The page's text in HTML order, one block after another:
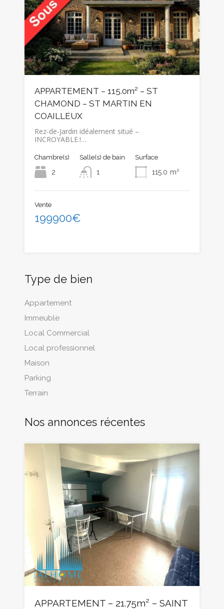
APPARTEMENT – 115.0m² – ST
CHAMOND – ST MARTIN EN
COAILLEUX
Rez-de-Jardin idéalement situé –
INCROYABLE.!…
Chambre(s)
2
Salle(s) de bain
1
Surface
115.0 m²
Vente
199900€
Type de bien
Appartement
Immeuble
Local Commercial
Local professionnel
Maison
Parking
Terrain
Nos annonces récentes
APPARTEMENT – 21.75m² – SAINT